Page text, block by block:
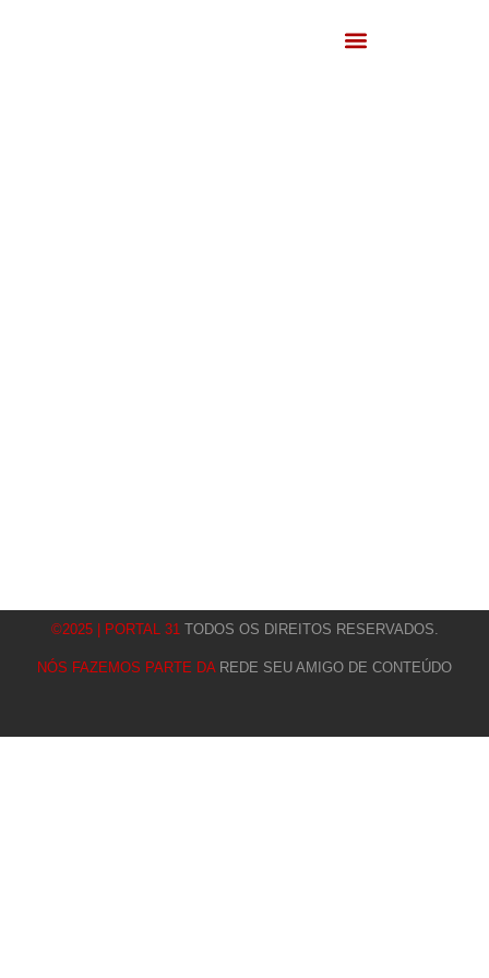
©2025 | PORTAL 31 TODOS OS DIREITOS RESERVADOS.
NÓS FAZEMOS PARTE DA REDE SEU AMIGO DE CONTEÚDO